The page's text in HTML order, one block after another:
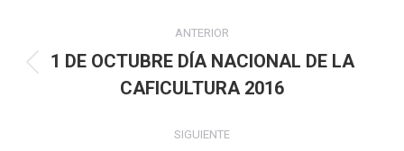
entre
publicaciones
ANTERIOR
Publicación
anterior:
1 DE OCTUBRE DÍA NACIONAL DE LA
CAFICULTURA 2016
SIGUIENTE